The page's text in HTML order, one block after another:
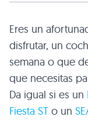
Eres un
disfrutar, un
semana o que
que necesitas
Da igual si es un
Fiesta ST o un